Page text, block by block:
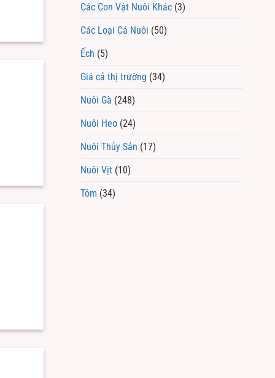
Các Con Vật Nuôi Khác (3)
Các Loại Cá Nuôi (50)
Ếch (5)
Giá cả thị trường (34)
Nuôi Gà (248)
Nuôi Heo (24)
Nuôi Thủy Sản (17)
Nuôi Vịt (10)
Tôm (34)